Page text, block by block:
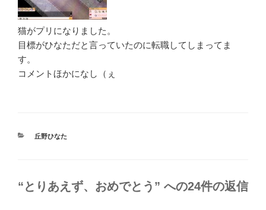
猫がプリになりました。
目標がひなただと言っていたのに転職してしまってま
す。
コメントほかになし（ぇ
カ
丘野ひなた
“とりあえず、おめでとう” への24件の返信